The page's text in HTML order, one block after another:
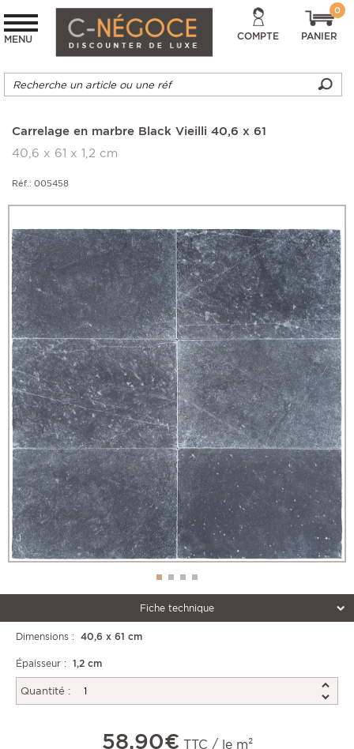
MENU COMPTE PANIER
0
Carrelage en marbre Black Vieilli 40,6 x 61
40,6 x 61 x 1,2 cm
Réf.: 005458
Fiche technique
Dimensions : 40,6 x 61 cm
Épaisseur : 1,2 cm
Quantité :
58,90€ TTC / le m²